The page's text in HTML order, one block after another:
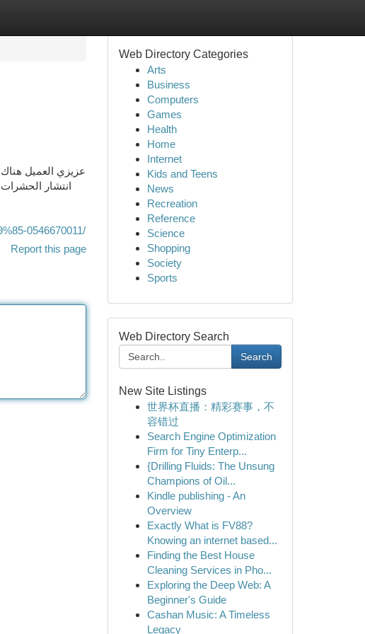
عزيزي العميل
انتشار
0546670011/
Report this page
Web Directory Categories
Arts
Business
Computers
Games
Health
Home
Internet
Kids and Teens
News
Recreation
Reference
Science
Shopping
Society
Sports
Web Directory Search
Search
New Site Listings
世界杯直播：精彩赛事，不
容错过
Search Engine Optimization
Firm for Tiny Enterp...
{Drilling Fluids: The Unsung
Champions of Oil...
Kindle publishing - An
Overview
Exactly What is FV88?
Knowing an internet based...
Finding the Best House
Cleaning Services in Pho...
Exploring the Deep Web: A
Beginner's Guide
Cashan Music: A Timeless
Legacy